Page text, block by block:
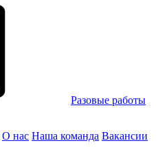
Разовые работы
О нас Наша команда Вакансии